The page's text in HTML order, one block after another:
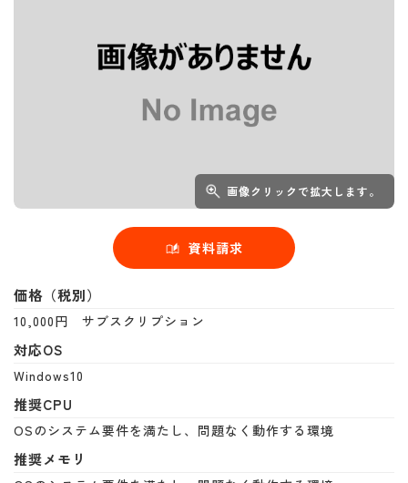
画像クリックで拡大します。
資料請求
価格（税別）
10,000円 サブスクリプション
対応OS
Windows10
推奨CPU
OSのシステム要件を満たし、問題なく動作する環境
推奨メモリ